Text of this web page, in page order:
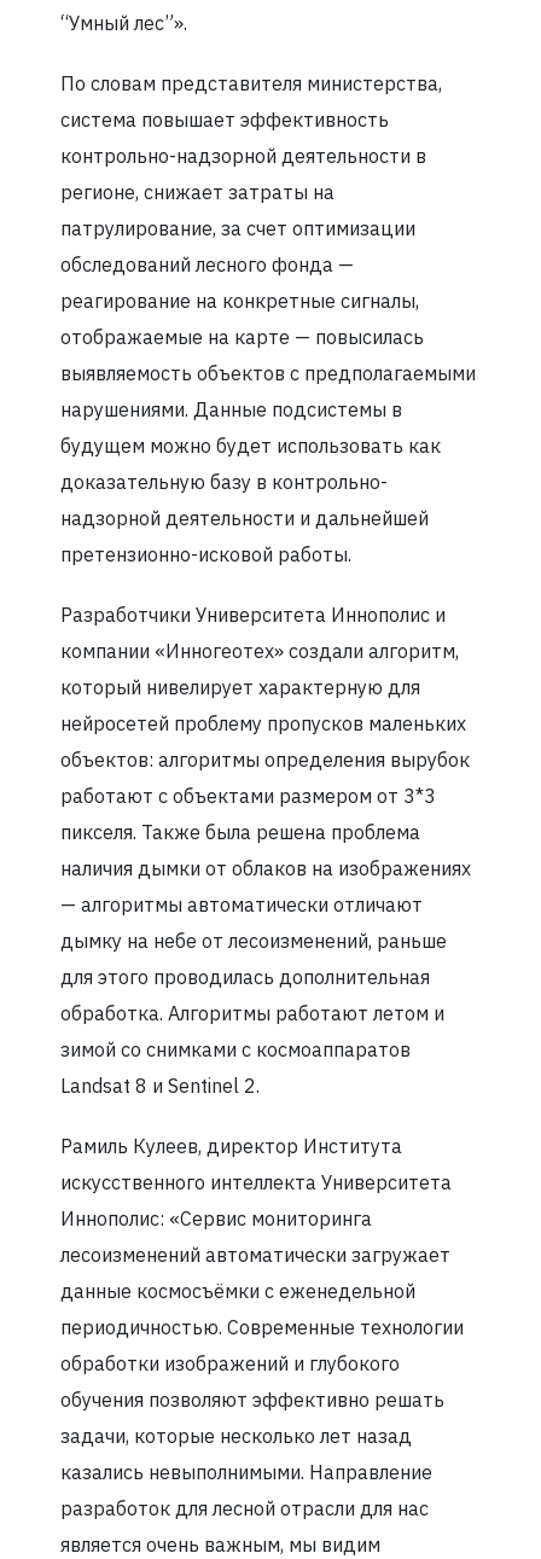
“Умный лес”».
По словам представителя министерства,
система повышает эффективность
контрольно-надзорной деятельности в
регионе, снижает затраты на
патрулирование, за счет оптимизации
обследований лесного фонда —
реагирование на конкретные сигналы,
отображаемые на карте — повысилась
выявляемость объектов с предполагаемыми
нарушениями. Данные подсистемы в
будущем можно будет использовать как
доказательную базу в контрольно-
надзорной деятельности и дальнейшей
претензионно-исковой работы.
Разработчики Университета Иннополис и
компании «Инногеотех» создали алгоритм,
который нивелирует характерную для
нейросетей проблему пропусков маленьких
объектов: алгоритмы определения вырубок
работают с объектами размером от 3*3
пикселя. Также была решена проблема
наличия дымки от облаков на изображениях
— алгоритмы автоматически отличают
дымку на небе от лесоизменений, раньше
для этого проводилась дополнительная
обработка. Алгоритмы работают летом и
зимой со снимками с космоаппаратов
Landsat 8 и Sentinel 2.
Рамиль Кулеев, директор Института
искусственного интеллекта Университета
Иннополис: «Сервис мониторинга
лесоизменений автоматически загружает
данные космосъёмки с еженедельной
периодичностью. Современные технологии
обработки изображений и глубокого
обучения позволяют эффективно решать
задачи, которые несколько лет назад
казались невыполнимыми. Направление
разработок для лесной отрасли для нас
является очень важным, мы видим